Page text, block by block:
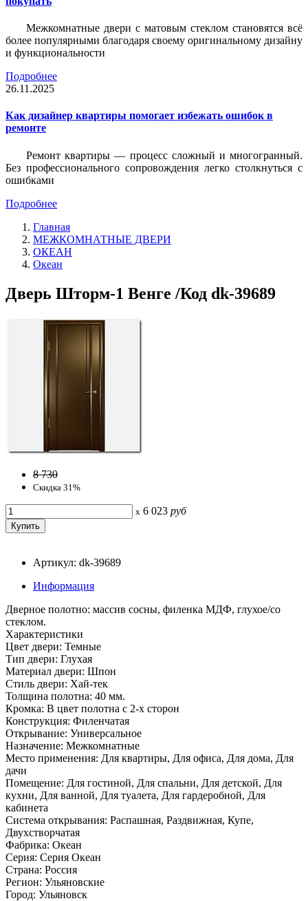
Межкомнатные двери с матовым стеклом становятся всё
более популярными благодаря своему оригинальному дизайну
и функциональности
Подробнее
26.11.2025
Как дизайнер квартиры помогает избежать ошибок в
ремонте
Ремонт квартиры — процесс сложный и многогранный.
Без профессионального сопровождения легко столкнуться с
ошибками
Подробнее
Главная
МЕЖКОМНАТНЫЕ ДВЕРИ
ОКЕАН
Океан
Дверь Шторм-1 Венге /Код dk-39689
8 730
Скидка 31%
x 6 023 руб
Артикул: dk-39689
Информация
Дверное полотно: массив сосны, филенка МДФ, глухое/со
стеклом.
Характеристики
Цвет двери: Темные
Тип двери: Глухая
Материал двери: Шпон
Стиль двери: Хай-тек
Толщина полотна: 40 мм.
Кромка: В цвет полотна с 2-х сторон
Конструкция: Филенчатая
Открывание: Универсальное
Назначение: Межкомнатные
Место применения: Для квартиры, Для офиса, Для дома, Для
дачи
Помещение: Для гостиной, Для спальни, Для детской, Для
кухни, Для ванной, Для туалета, Для гардеробной, Для
кабинета
Система открывания: Распашная, Раздвижная, Купе,
Двухстворчатая
Фабрика: Океан
Серия: Серия Океан
Страна: Россия
Регион: Ульяновские
Город: Ульяновск